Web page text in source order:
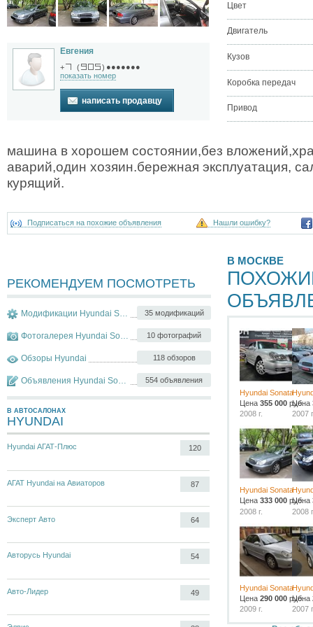
Евгения
+ ( ) ●●●●●●●
показать номер
написать продавцу
Цвет
Двигатель
Кузов
Коробка передач
Привод
машина в хорошем состоянии,без
аварий,один хозяин.бeрежнaя эксплуатация,
курящий.
Подписаться на похожие объявления Нашли ошибку?
РЕКОМЕНДУЕМ ПОСМОТРЕТЬ
35 модификаций
Модификации Hyundai Sonata
10 фотографий
Фотогалерея Hyundai Sonata
118 обзоров
Обзоры Hyundai
554 объявления
Объявления Hyundai Sonata
В АВТОСАЛОНАХ
HYUNDAI
Hyundai АГАТ-Плюс 120
АГАТ Hyundai на Авиаторов 87
Эксперт Авто 64
Авторусь Hyundai 54
Авто-Лидер 49
В МОСКВЕ
Hyundai Sonata
Цена 355 000 руб.
2008 г.
Цена
2007
Hyundai Sonata
Цена 333 000 руб.
2008 г.
Цена
2008
Hyundai Sonata
Цена 290 000 руб.
2009 г.
Цена
2007